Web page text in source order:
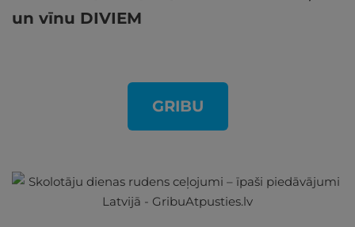
un vīnu DIVIEM
GRIBU